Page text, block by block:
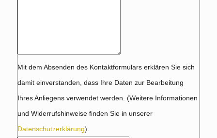
Mit dem Absenden des Kontaktformulars erklären Sie sich
damit einverstanden, dass Ihre Daten zur Bearbeitung
Ihres Anliegens verwendet werden. (Weitere Informationen
und Widerrufshinweise finden Sie in unserer
Datenschutzerklärung).